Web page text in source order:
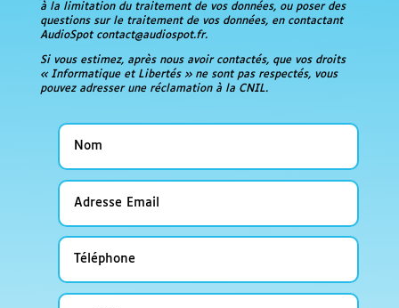
à la limitation du traitement de vos données, ou poser des
questions sur le traitement de vos données, en contactant
AudioSpot contact@audiospot.fr.
Si vous estimez, après nous avoir contactés, que vos droits
« Informatique et Libertés » ne sont pas respectés, vous
pouvez adresser une réclamation à la CNIL.
Nom
Adresse
Email
Téléphone
société